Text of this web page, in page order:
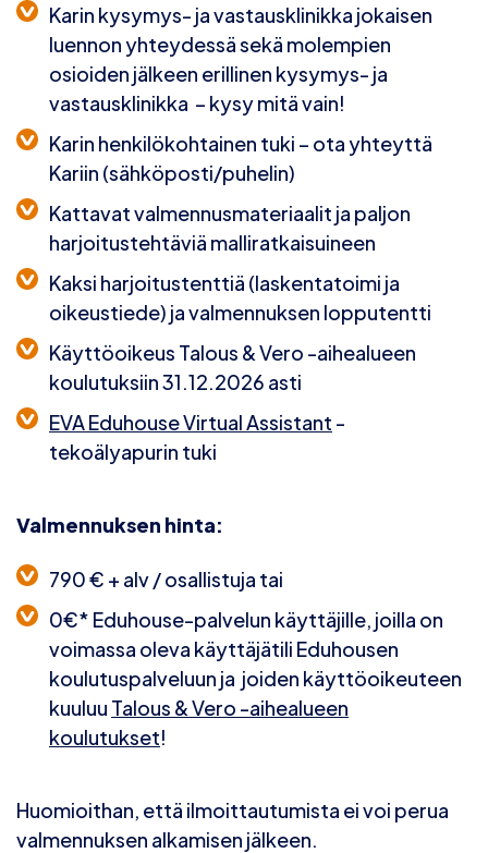
Karin kysymys- ja vastausklinikka jokaisen
luennon yhteydessä sekä molempien
osioiden jälkeen erillinen kysymys- ja
vastausklinikka – kysy mitä vain!
Karin henkilökohtainen tuki – ota yhteyttä
Kariin (sähköposti/puhelin)
Kattavatvalmennusmateriaalit ja paljon
harjoitustehtäviä malliratkaisuineen
Kaksi harjoitustenttiä (laskentatoimi ja
oikeustiede) ja valmennuksen lopputentti
Käyttöoikeus Talous & Vero -aihealueen
koulutuksiin31.12.2026 asti
EVA Eduhouse Virtual Assistant -
tekoälyapurin tuki
Valmennuksen hinta:
790 € + alv / osallistuja tai
0€* Eduhouse-palvelun käyttäjille , joilla on
voimassa oleva käyttäjätili Eduhousen
koulutuspalveluun ja joiden käyttöoikeuteen
kuuluu Talous & Vero -aihealueen
koulutukset!
Huomioithan, että ilmoittautumista ei voi perua
valmennuksen alkamisen jälkeen.